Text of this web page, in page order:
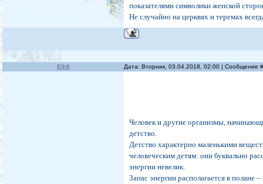
показателями символики женской
Не случайно на церквях и теремах
Elhfi Дата: Вторник, 03.04.2018, 02:00 | Сообщение
Человек и другие организмы,
детство.
Детство характерно маленькими
человеческим детям: они буквально
энергии невелик.
Запас энергии располагается в